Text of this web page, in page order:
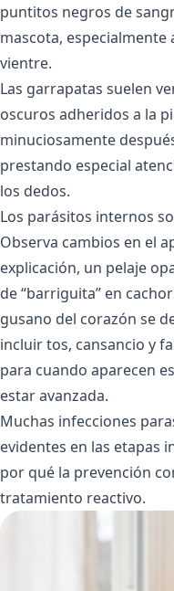
puntitos negros de
mascota, especialmente
vientre.
Las garrapatas suelen
oscuros adheridos a la
minuciosamente
prestando especial
los dedos.
Los parásitos internos
Observa cambios en el
explicación, un pelaje
de “barriguita” en
gusano del corazón se
incluir tos, cansancio y
para cuando aparecen
estar avanzada.
Muchas infecciones
evidentes en las etapas
por qué la prevención
tratamiento reactivo.